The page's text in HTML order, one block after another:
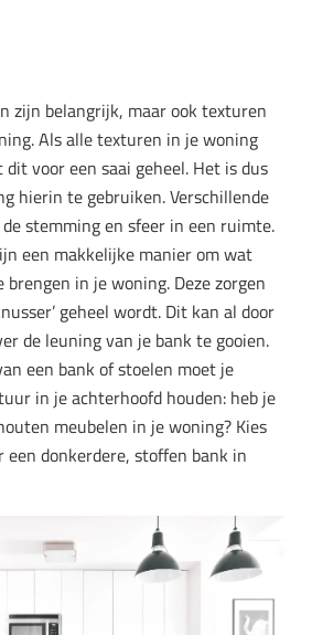
zijn belangrijk, maar ook texturen
Als alle texturen in je woning
voor een saai geheel. Het is dus
hierin te gebruiken. Verschillende
stemming en sfeer in een ruimte.
een makkelijke manier om wat
in je woning. Deze zorgen
geheel wordt. Dit kan al door
de leuning van je bank te gooien.
een bank of stoelen moet je
in je achterhoofd houden: heb je
meubelen in je woning? Kies
een donkerdere, stoffen bank in